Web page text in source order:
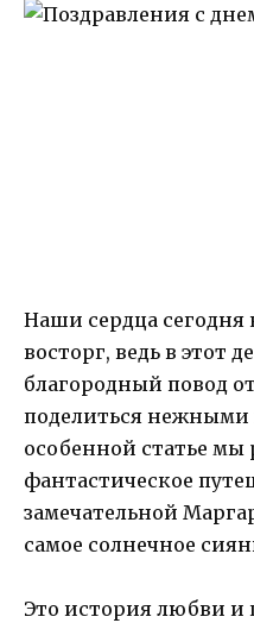
Наши сердца сегодня
восторг, ведь в этот
благородный повод
поделиться нежными
особенной статье
фантастическое
замечательной
самое солнечное
Это история любви и